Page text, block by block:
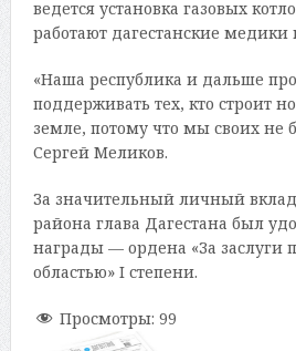
ведется установка газовых
работают дагестанские медики
«Наша республика и дальше
поддерживать тех, кто строит
земле, потому что мы своих не
Сергей Меликов.
За значительный личный вклад
района глава Дагестана был
награды — ордена «За заслуги
областью» I степени.
Просмотры: 99